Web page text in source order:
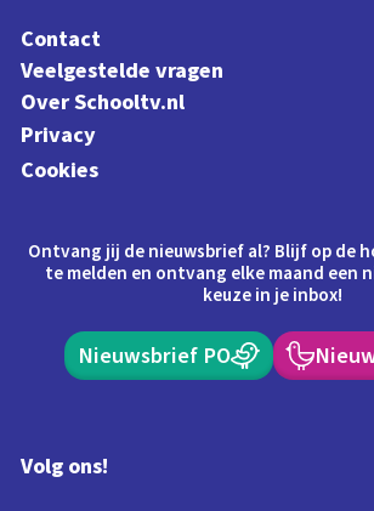
Contact
Veelgestelde vragen
Over Schooltv.nl
Privacy
Cookies
Ontvang jij de nieuwsbrief al? Blijf op de
te melden en ontvang elke maand een
keuze in je inbox!
Nieuwsbrief PO
Volg ons!